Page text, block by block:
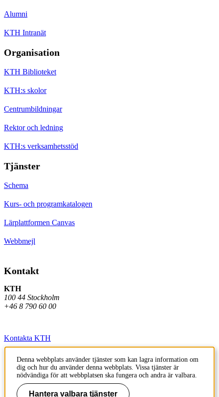
Alumni
KTH Intranät
Organisation
KTH Biblioteket
KTH:s skolor
Centrumbildningar
Rektor och ledning
KTH:s verksamhetsstöd
Tjänster
Schema
Kurs- och programkatalogen
Lärplattformen Canvas
Webbmejl
Kontakt
KTH
100 44 Stockholm
+46 8 790 60 00
Kontakta KTH
Jobba på KTH
Press och media
Faktura och betalning KTH
Denna webbplats använder tjänster som kan lagra information om
dig och hur du använder denna webbplats. Vissa tjänster är
nödvändiga för att webbplatsen ska fungera och andra är valbara.
Hantera valbara tjänster